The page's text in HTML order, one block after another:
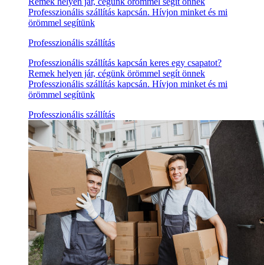
Professzionális szállítás kapcsán. Hívjon minket és mi
örömmel segítünk
Professzionális szállítás
Professzionális szállítás kapcsán keres egy csapatot?
Remek helyen jár, cégünk örömmel segít önnek
Professzionális szállítás kapcsán. Hívjon minket és mi
örömmel segítünk
Professzionális szállítás